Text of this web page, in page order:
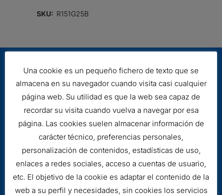
SKU: R151G25B
Aviso legal
Una cookie es un pequeño fichero de texto que se
almacena en su navegador cuando visita casi cualquier
página web. Su utilidad es que la web sea capaz de
recordar su visita cuando vuelva a navegar por esa
página. Las cookies suelen almacenar información de
carácter técnico, preferencias personales,
personalización de contenidos, estadísticas de uso,
enlaces a redes sociales, acceso a cuentas de usuario,
etc. El objetivo de la cookie es adaptar el contenido de la
web a su perfil y necesidades, sin cookies los servicios